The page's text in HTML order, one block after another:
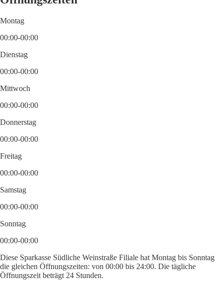
Montag
00:00-00:00
Dienstag
00:00-00:00
Mittwoch
00:00-00:00
Donnerstag
00:00-00:00
Freitag
00:00-00:00
Samstag
00:00-00:00
Sonntag
00:00-00:00
Diese Sparkasse Südliche Weinstraße Filiale hat Montag bis Sonntag
die gleichen Öffnungszeiten: von 00:00 bis 24:00. Die tägliche
Öffnungszeit beträgt 24 Stunden.